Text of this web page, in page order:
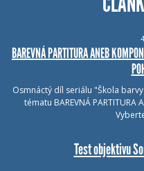
BAREVNÁ PARTITURA ANEB
Osmnáctý díl seriálu "Škola
tématu BAREVNÁ PARTITURA
Test objektivu